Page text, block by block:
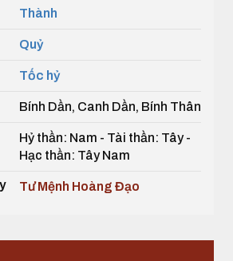
Thành
Quỷ
Tốc hỷ
Bính Dần, Canh Dần, Bính Thân
Hỷ thần: Nam - Tài thần: Tây -
Hạc thần: Tây Nam
Tư Mệnh Hoàng Đạo